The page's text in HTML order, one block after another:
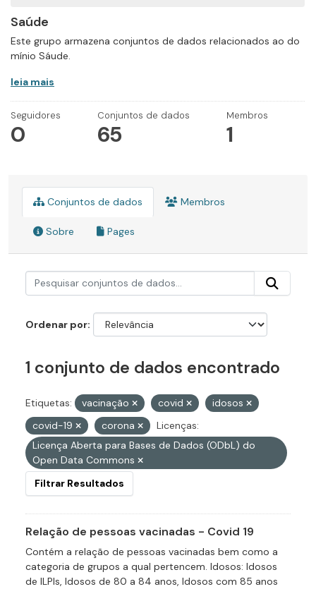
Saúde
Este grupo armazena conjuntos de dados relacionados ao do
mínio Sáude.
leia mais
Seguidores
0
Conjuntos de dados
65
Membros
1
Conjuntos de dados Membros
Sobre Pages
Ordenar por
1 conjunto de dados encontrado
Etiquetas: vacinação covid
idosos
covid-19
corona
Licenças:
Licença Aberta para Bases de Dados (ODbL) do
Open Data Commons
Filtrar Resultados
Relação de pessoas vacinadas - Covid 19
Contém a relação de pessoas vacinadas bem como a
categoria de grupos a qual pertencem. Idosos: Idosos
de ILPIs, Idosos de 80 a 84 anos, Idosos com 85 anos